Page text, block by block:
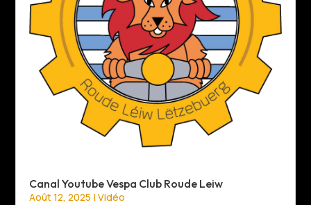
Canal Youtube Vespa Club Roude Leiw
Août 12, 2025 |Vidéo